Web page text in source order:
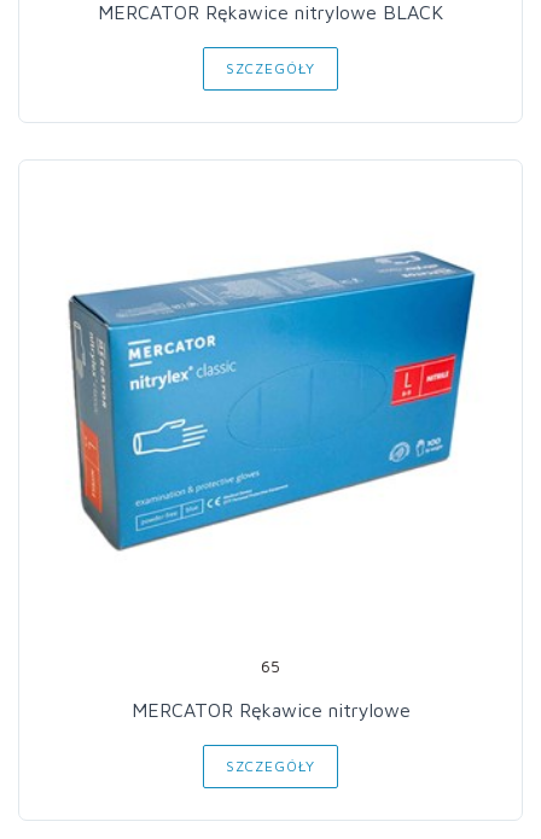
MERCATOR Rękawice nitrylowe BLACK
SZCZEGÓŁY
65
MERCATOR Rękawice nitrylowe
SZCZEGÓŁY